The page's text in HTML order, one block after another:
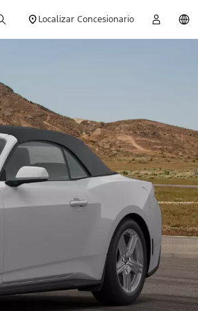
Localizar Concesionario